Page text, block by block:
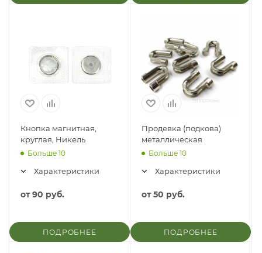
Кнопка магнитная,
круглая, Никель
Больше 10
Характеристики
от90 руб.
ПОДРОБНЕЕ
Продевка (подкова)
металлическая
Больше 10
Характеристики
от50 руб.
ПОДРОБНЕЕ